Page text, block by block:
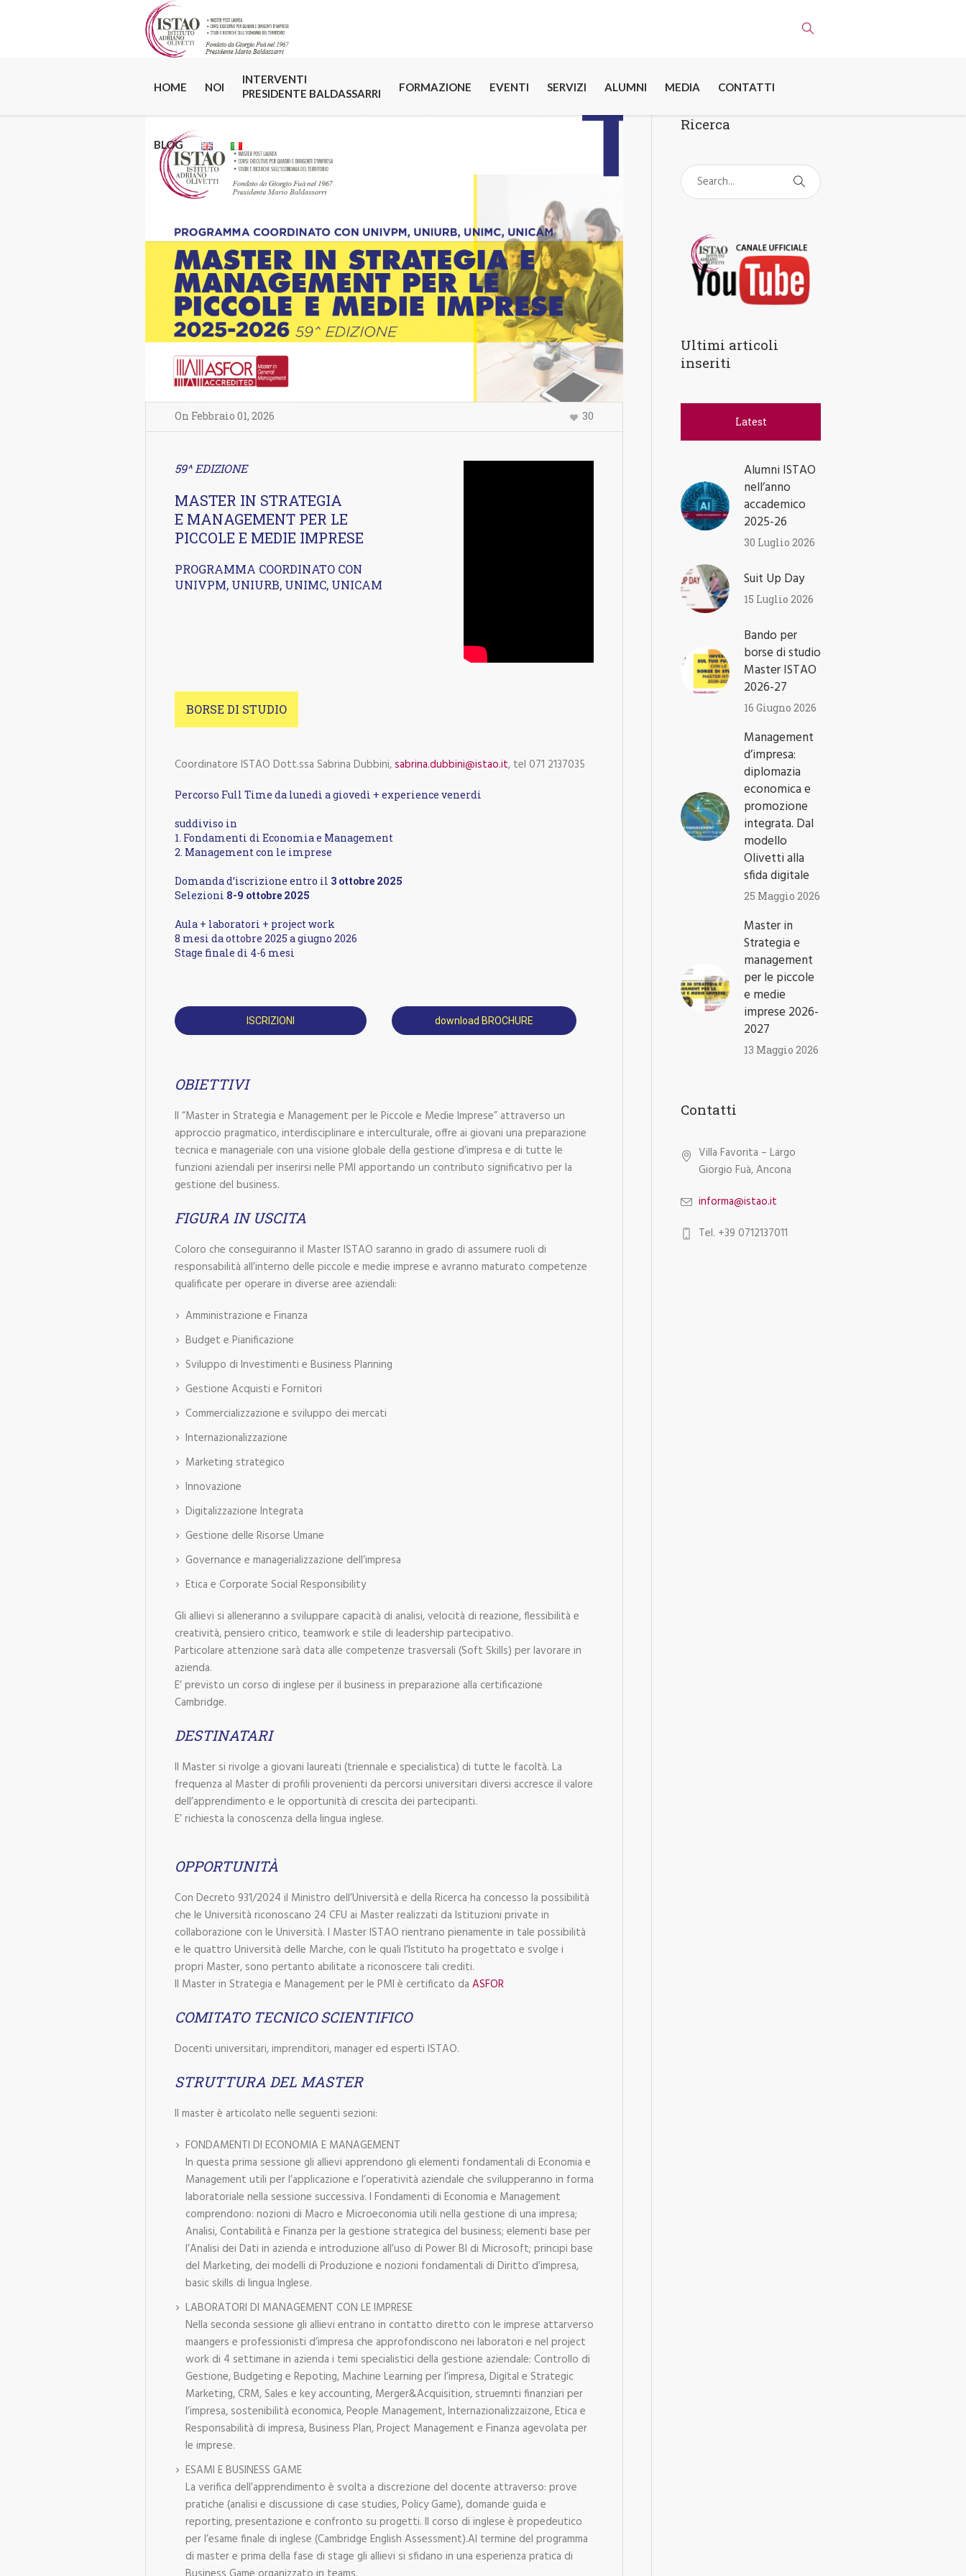
HOME NOI
INTERVENTI
PRESIDENTE BALDASSARRI
FORMAZIONE EVENTI SERVIZI ALUMNI MEDIA CONTATTI
BLOG
On Febbraio 01, 2026 30
59^ EDIZIONE
MASTER IN STRATEGIA
E MANAGEMENT PER LE
PICCOLE E MEDIE IMPRESE
PROGRAMMA COORDINATO CON
UNIVPM, UNIURB, UNIMC, UNICAM
BORSE DI STUDIO
Coordinatore ISTAO Dott.ssa Sabrina Dubbini,sabrina.dubbini@istao.it, tel 071 2137035
Percorso Full Time da lunedì a giovedì + experience venerdi
suddiviso in
1. Fondamenti di Economia e Management
2. Management con le imprese
Domanda d’iscrizione entro il 3 ottobre 2025
Selezioni 8-9 ottobre 2025
Aula + laboratori + project work
8 mesi da ottobre 2025 a giugno 2026
Stage finale di 4-6 mesi
ISCRIZIONI download BROCHURE
OBIETTIVI
Il “Master in Strategia e Management per le Piccole e Medie Imprese” attraverso un
approccio pragmatico, interdisciplinare e interculturale, offre ai giovani una preparazione
tecnica e manageriale con una visione globale della gestione d’impresa e di tutte le
funzioni aziendali per inserirsi nelle PMI apportando un contributo significativo per la
gestione del business.
FIGURA IN USCITA
Coloro che conseguiranno il Master ISTAO saranno in grado di assumere ruoli di
responsabilità all’interno delle piccole e medie imprese e avranno maturato competenze
qualificate per operare in diverse aree aziendali:
Amministrazione e Finanza
Budget e Pianificazione
Sviluppo di Investimenti e Business Planning
Gestione Acquisti e Fornitori
Commercializzazione e sviluppo dei mercati
Internazionalizzazione
Marketing strategico
Innovazione
Digitalizzazione Integrata
Gestione delle Risorse Umane
Governance e managerializzazione dell’impresa
Etica e Corporate Social Responsibility
Gli allievi si alleneranno a sviluppare capacità di analisi, velocità di reazione, flessibilità e
creatività, pensiero critico, teamwork e stile di leadership partecipativo.
Particolare attenzione sarà data alle competenze trasversali (Soft Skills) per lavorare in
azienda.
E’ previsto un corso di inglese per il business in preparazione alla certificazione
Cambridge.
DESTINATARI
Il Master si rivolge a giovani laureati (triennale e specialistica) di tutte le facoltà. La
frequenza al Master di profili provenienti da percorsi universitari diversi accresce il valore
dell’apprendimento e le opportunità di crescita dei partecipanti.
E’ richiesta la conoscenza della lingua inglese.
OPPORTUNITÀ
Con Decreto 931/2024 il Ministro dell’Università e della Ricerca ha concesso la possibilità
che le Università riconoscano 24 CFU ai Master realizzati da Istituzioni private in
collaborazione con le Università. I Master ISTAO rientrano pienamente in tale possibilità
e le quattro Università delle Marche, con le quali l’Istituto ha progettato e svolge i
propri Master, sono pertanto abilitate a riconoscere tali crediti.
Il Master in Strategia e Management per le PMI è certificato da ASFOR
COMITATO TECNICO SCIENTIFICO
Docenti universitari, imprenditori, manager ed esperti ISTAO.
STRUTTURA DEL MASTER
Il master è articolato nelle seguenti sezioni:
FONDAMENTI DI ECONOMIA E MANAGEMENT
In questa prima sessione gli allievi apprendono gli elementi fondamentali di Economia e
Management utili per l’applicazione e l’operatività aziendale che svilupperanno in forma
laboratoriale nella sessione successiva. I Fondamenti di Economia e Management
comprendono: nozioni di Macro e Microeconomia utili nella gestione di una impresa;
Analisi, Contabilità e Finanza per la gestione strategica del business; elementi base per
l’Analisi dei Dati in azienda e introduzione all’uso di Power BI di Microsoft; principi base
del Marketing, dei modelli di Produzione e nozioni fondamentali di Diritto d’impresa,
basic skills di lingua Inglese.
LABORATORI DI MANAGEMENT CON LE IMPRESE
Nella seconda sessione gli allievi entrano in contatto diretto con le imprese attarverso
maangers e professionisti d’impresa che approfondiscono nei laboratori e nel project
work di 4 settimane in azienda i temi specialistici della gestione aziendale: Controllo di
Gestione, Budgeting e Repoting, Machine Learning per l’impresa, Digital e Strategic
Marketing, CRM, Sales e key accounting, Merger&Acquisition, struemnti finanziari per
l’impresa, sostenibilità economica, People Management, Internazionalizzaizone, Etica e
Responsabilità di impresa, Business Plan, Project Management e Finanza agevolata per
le imprese.
ESAMI E BUSINESS GAME
La verifica dell’apprendimento è svolta a discrezione del docente attraverso: prove
pratiche (analisi e discussione di case studies, Policy Game), domande guida e
reporting, presentazione e confronto su progetti. Il corso di inglese è propedeutico
per l’esame finale di inglese (Cambridge English Assessment).Al termine del programma
di master e prima della fase di stage gli allievi si sfidano in una esperienza pratica di
Ricerca
Ultimi articoli
inseriti
Latest
Alumni ISTAO
nell’anno
accademico
2025-26
30 Luglio 2026
Suit Up Day
15 Luglio 2026
Bando per
borse di studio
Master ISTAO
2026-27
16 Giugno 2026
Management
d’impresa:
diplomazia
economica e
promozione
integrata. Dal
modello
Olivetti alla
sfida digitale
25 Maggio 2026
Master in
Strategia e
management
per le piccole
e medie
imprese 2026-
2027
13 Maggio 2026
Contatti
Villa Favorita – Largo
Giorgio Fuà, Ancona
informa@istao.it
Tel. +39 0712137011